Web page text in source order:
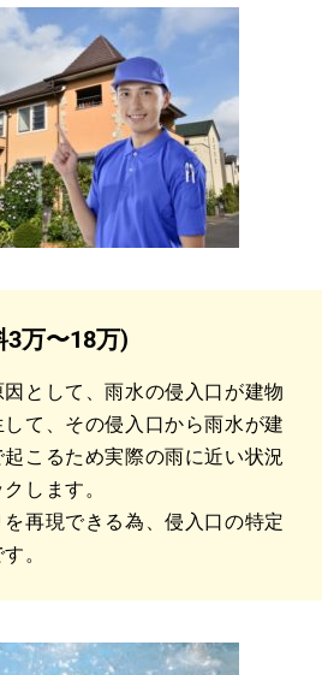
万〜18万)
として、雨水の侵入口が建物
て、その侵入口から雨水が建
こるため実際の雨に近い状況
します。
再現できる為、侵入口の特定
。